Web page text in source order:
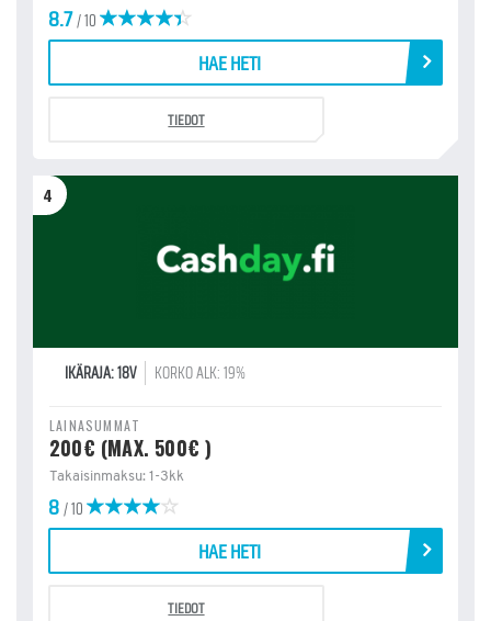
8.7/ 10
HAE HETI
TIEDOT
4
IKÄRAJA: 18V KORKO ALK: 19%
LAINASUMMAT
200€ (MAX. 500€ )
Takaisinmaksu: 1-3kk
8/ 10
HAE HETI
TIEDOT